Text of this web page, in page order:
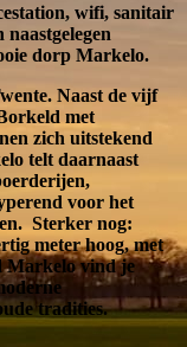
wifi, sanitair
dorp Markelo.
Naast de vijf
met
zich uitstekend
telt daarnaast
voor het
Sterker nog:
meter hoog, met
Markelo vind je
tradities.